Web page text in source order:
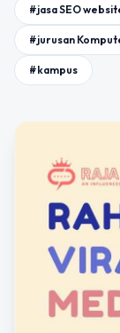
#jasa SEO
#jurusan
#kampus